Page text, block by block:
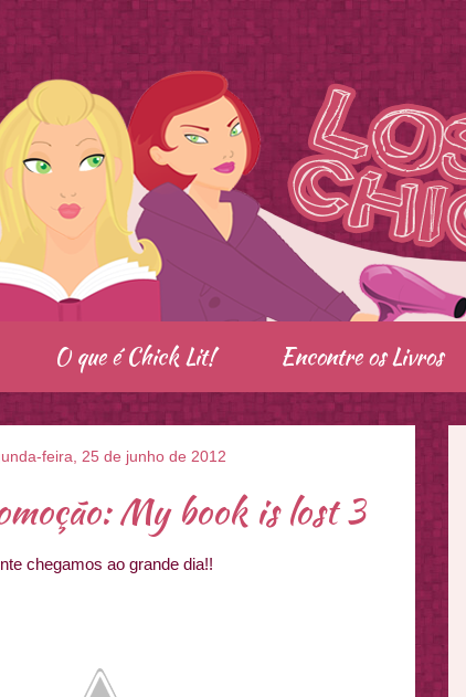
O que é Chick Lit! Encontre os Livros
feira, 25 de junho de 2012
My book is lost 3
chegamos ao grande dia!!